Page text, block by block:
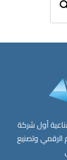
أول ﺷرﻛﺔ
اﻟرﻗﻣﻲ وﺗﺻﻧﯾﻊ